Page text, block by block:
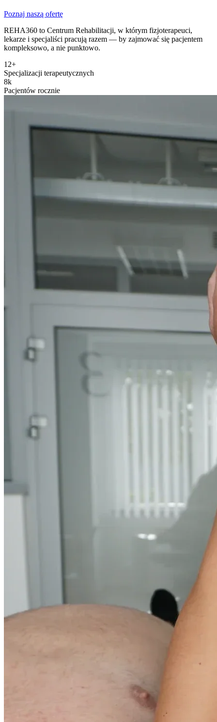
Poznaj naszą ofertę
REHA360 to Centrum Rehabilitacji, w którym fizjoterapeuci,
lekarze i specjaliści pracują razem — by zajmować się pacjentem
kompleksowo, a nie punktowo.
12+
Specjalizacji terapeutycznych
8k
Pacjentów rocznie